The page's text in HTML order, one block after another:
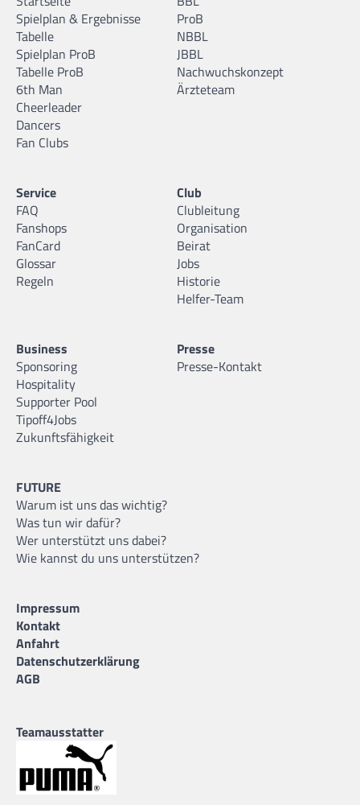
Spielplan & Ergebnisse
Tabelle
Spielplan ProB
Tabelle ProB
6th Man
Cheerleader
Dancers
Fan Clubs
ProB
NBBL
JBBL
Nachwuchskonzept
Ärzteteam
Service
FAQ
Fanshops
FanCard
Glossar
Regeln
Club
Clubleitung
Organisation
Beirat
Jobs
Historie
Helfer-Team
Business
Sponsoring
Hospitality
Supporter Pool
Tipoff4Jobs
Zukunftsfähigkeit
Presse
Presse-Kontakt
FUTURE
Warum ist uns das wichtig?
Was tun wir dafür?
Wer unterstützt uns dabei?
Wie kannst du uns unterstützen?
Impressum
Kontakt
Anfahrt
Datenschutzerklärung
AGB
Teamausstatter